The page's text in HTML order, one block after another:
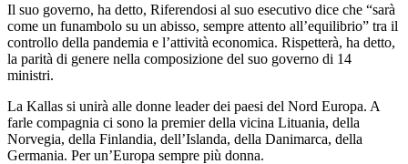
Il suo governo, ha detto, Riferendosi al suo esecutivo dice che “sarà
come un funambolo su un abisso, sempre attento all’equilibrio” tra il
controllo della pandemia e l’attività economica. Rispetterà, ha detto,
la parità di genere nella composizione del suo governo di 14
ministri.
La Kallas si unirà alle donne leader dei paesi del Nord Europa. A
farle compagnia ci sono la premier della vicina Lituania, della
Norvegia, della Finlandia, dell’Islanda, della Danimarca, della
Germania. Per un’Europa sempre più donna.